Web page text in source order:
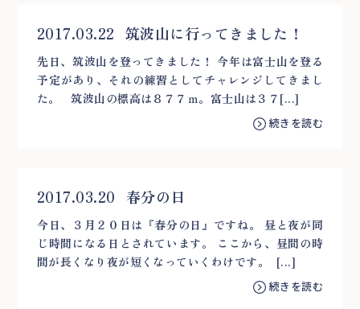
2017.03.22 筑波山に行ってきました！
先日、筑波山を登ってきました！ 今年は富士山を登る
予定があり、それの練習としてチャレンジしてきまし
た。 筑波山の標高は８７７ｍ。富士山は３７[...]
続きを読む
2017.03.20 春分の日
今日、３月２０日は『春分の日』ですね。 昼と夜が同
じ時間になる日とされています。 ここから、昼間の時
間が長くなり夜が短くなっていくわけです。 [...]
続きを読む